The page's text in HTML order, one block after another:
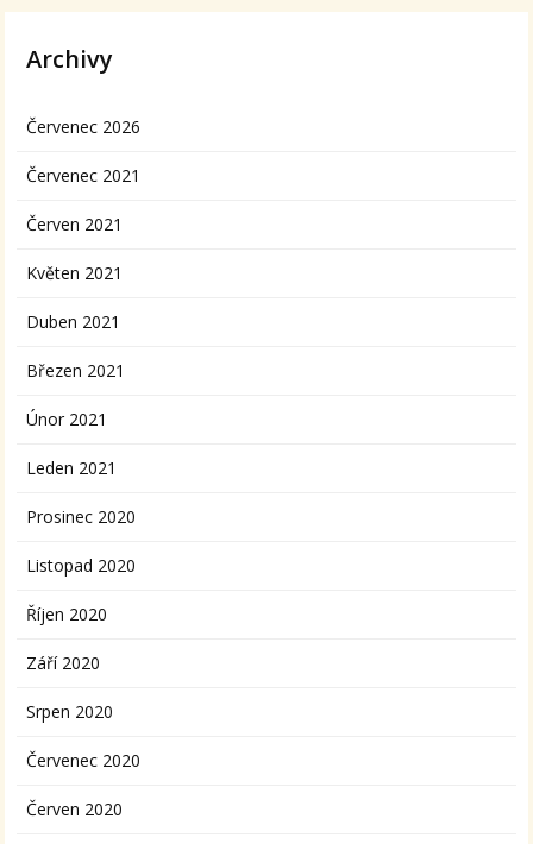
Archivy
Červenec 2026
Červenec 2021
Červen 2021
Květen 2021
Duben 2021
Březen 2021
Únor 2021
Leden 2021
Prosinec 2020
Listopad 2020
Říjen 2020
Září 2020
Srpen 2020
Červenec 2020
Červen 2020